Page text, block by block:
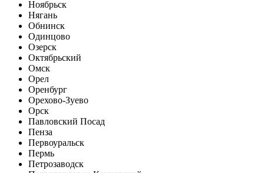
Ноябрьск
Нягань
Обнинск
Одинцово
Озерск
Октябрьский
Омск
Орел
Оренбург
Орехово-Зуево
Орск
Павловский Посад
Пенза
Первоуральск
Пермь
Петрозаводск